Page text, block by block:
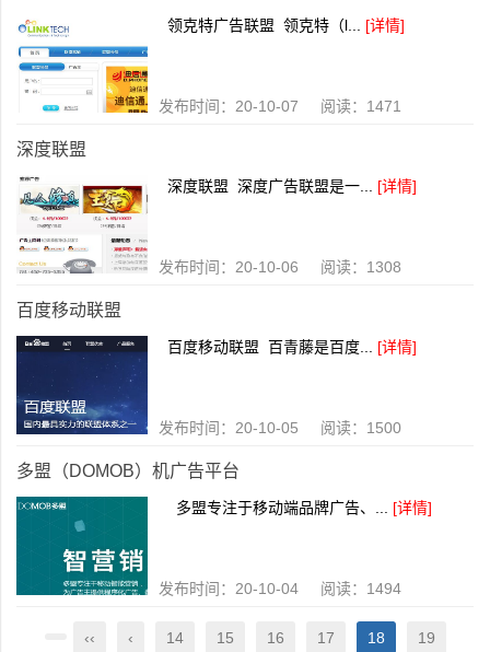
领克特广告联盟 领克特（l... [详情]
发布时间：20-10-07 阅读：1471
深度联盟
深度联盟 深度广告联盟是一... [详情]
发布时间：20-10-06 阅读：1308
百度移动联盟
百度移动联盟 百青藤是百度... [详情]
发布时间：20-10-05 阅读：1500
多盟（DOMOB）机广告平台
多盟专注于移动端品牌广告、... [详情]
发布时间：20-10-04 阅读：1494
‹‹ ‹ 14 15 16 17 18 19